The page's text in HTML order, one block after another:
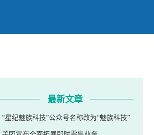
最新文章
“星纪魅族科技”公众号名称改为“魅族科技”